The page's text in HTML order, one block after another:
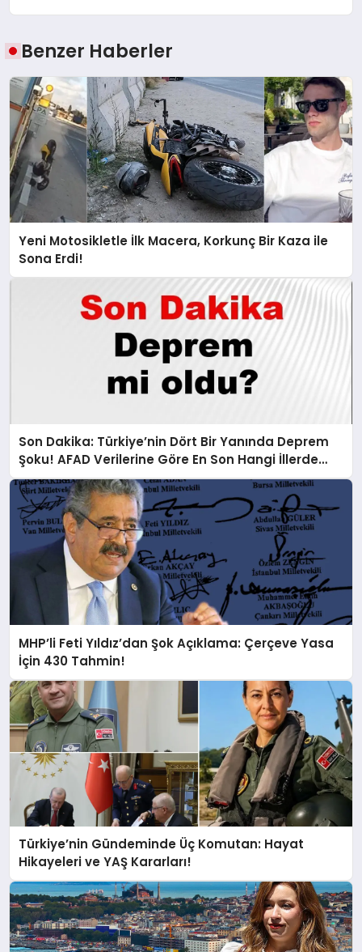
Benzer Haberler
Yeni Motosikletle İlk Macera, Korkunç Bir Kaza ile
Sona Erdi!
Son Dakika: Türkiye’nin Dört Bir Yanında Deprem
Şoku! AFAD Verilerine Göre En Son Hangi İllerde
Sallandı?
MHP’li Feti Yıldız’dan Şok Açıklama: Çerçeve Yasa
İçin 430 Tahmin!
Türkiye’nin Gündeminde Üç Komutan: Hayat
Hikayeleri ve YAŞ Kararları!